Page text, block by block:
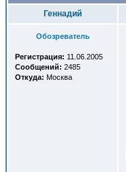
Геннадий
Обозреватель
Регистрация: 11.06.2005
Сообщений: 2485
Откуда: Москва